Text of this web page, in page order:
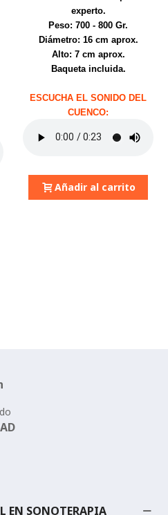
experto.
Peso: 700 - 800 Gr.
Diámetro: 16 cm aprox.
Alto: 7 cm aprox.
Baqueta incluida.
ESCUCHA EL SONIDO DEL
CUENCO:
Añadir al carrito
EN SONOTERAPIA